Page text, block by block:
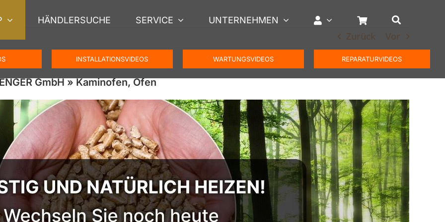
HÄNDLERSUCHE SERVICE UNTERNEHMEN
INSTALLATIONSVIDEOS WARTUNGSVIDEOS REPARATURVIDEOS
Zurück Vor
GmbH » Kaminofen, Ofen